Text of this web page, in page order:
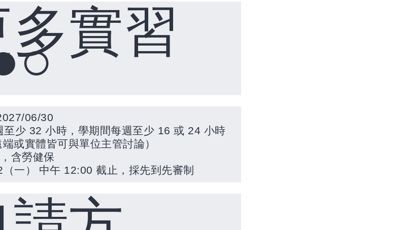
實習
06/30
至少 32 小時，學期間每週至少 16 或 24 小時
或實體皆可與單位主管討論）
，含勞健保
（一） 中午 12:00 截止，採先到先審制